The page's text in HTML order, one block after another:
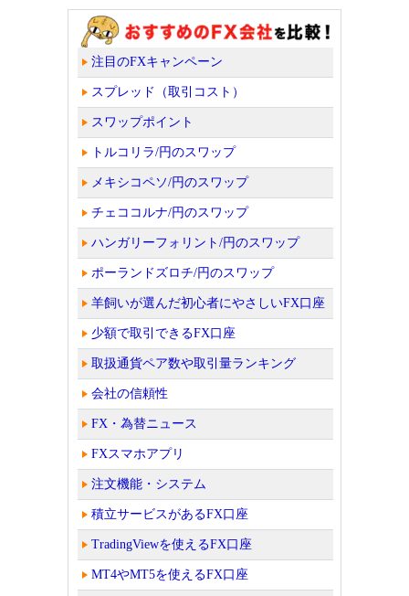
注目のFXキャンペーン
スプレッド（取引コスト）
スワップポイント
トルコリラ/円のスワップ
メキシコペソ/円のスワップ
チェココルナ/円のスワップ
ハンガリーフォリント/円のスワップ
ポーランドズロチ/円のスワップ
羊飼いが選んだ初心者にやさしいFX口座
少額で取引できるFX口座
取扱通貨ペア数や取引量ランキング
会社の信頼性
FX・為替ニュース
FXスマホアプリ
注文機能・システム
積立サービスがあるFX口座
TradingViewを使えるFX口座
MT4やMT5を使えるFX口座